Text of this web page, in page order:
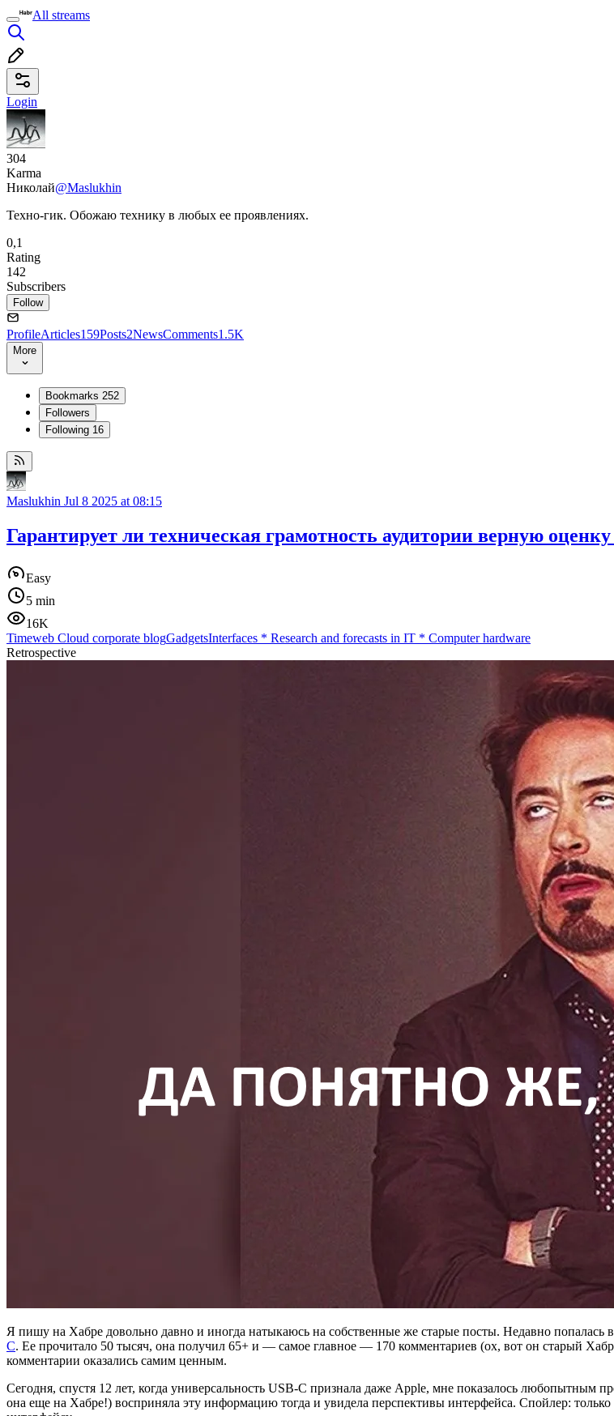
All streams
Login
304
Karma
Николай@Maslukhin
Техно-гик. Обожаю технику в любых ее проявлениях.
0,1
Rating
142
Subscribers
Follow
ProfileArticles159Posts2NewsComments1.5K
More
Bookmarks 252
Followers
Following 16
Maslukhin Jul 8 2025 at 08:15
Гарантирует ли техническая грамотность аудитории верную
Easy
5 min
16K
Timeweb Cloud corporate blogGadgetsInterfaces * Research and forecasts in IT * Computer hardware
Retrospective
Я пишу на Хабре довольно давно и иногда натыкаюсь на собственные же старые посты. Недавно попалась
С. Ее прочитало 50 тысяч, она получил 65+ и — самое главное — 170 комментариев (ох, вот он старый
комментарии оказались самим ценным.
Сегодня, спустя 12 лет, когда универсальность USB-С признала даже Apple, мне показалось любопытным
она еще на Хабре!) восприняла эту информацию тогда и увидела перспективы интерфейса. Спойлер: